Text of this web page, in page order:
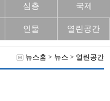
심층 국제
인물 열린공간
뉴스홈 > 뉴스 > 열린공간